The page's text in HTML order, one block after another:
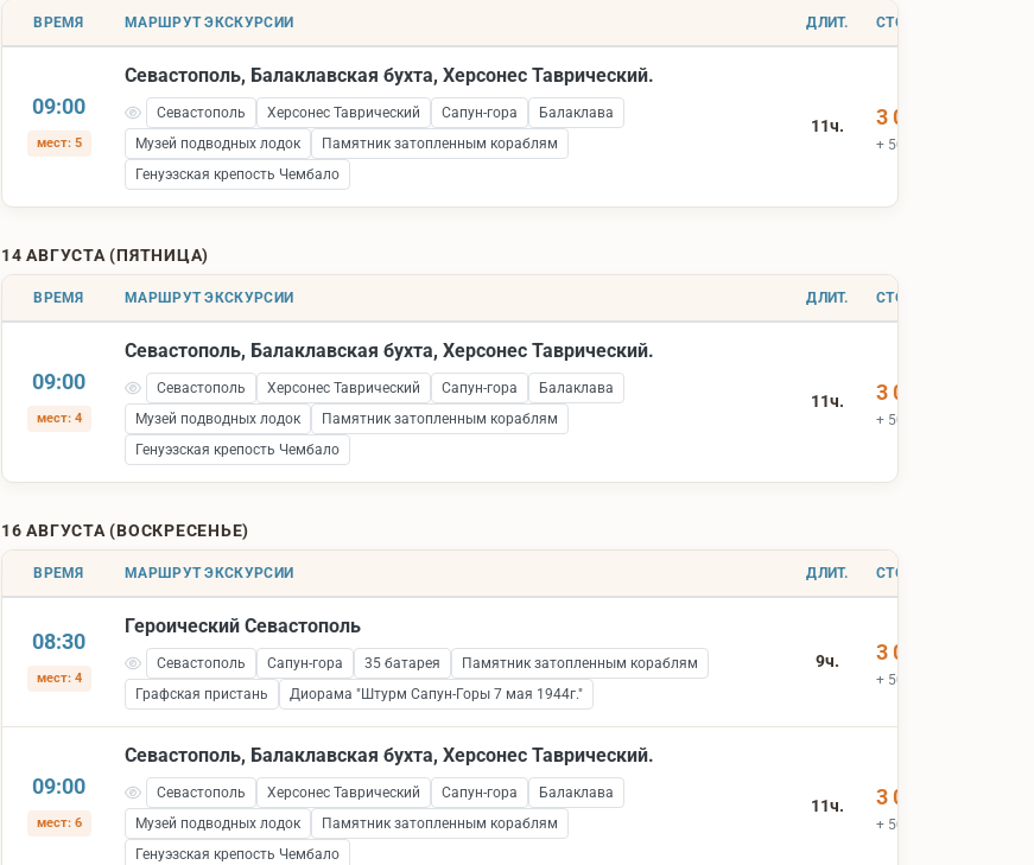
ВРЕМЯ МАРШРУТ ЭКСКУРСИИ ДЛИТ. СТОИМОСТЬ
09:00
мест: 5
Севастополь, Балаклавская бухта, Херсонес Таврический.
Севастополь Херсонес Таврический Сапун-гора
Балаклава
Музей подводных лодок
Памятник затопленным кораблям
Генуэзская крепость Чембало
11ч. 3 000 ₽
+ 500 ₽ вх.билеты
14 АВГУСТА (ПЯТНИЦА)
ВРЕМЯ МАРШРУТ ЭКСКУРСИИ ДЛИТ. СТОИМОСТЬ
09:00
мест: 4
Севастополь, Балаклавская бухта, Херсонес Таврический.
Севастополь Херсонес Таврический Сапун-гора
Балаклава
Музей подводных лодок
Памятник затопленным кораблям
Генуэзская крепость Чембало
11ч. 3 000 ₽
+ 500 ₽ вх.билеты
16 АВГУСТА (ВОСКРЕСЕНЬЕ)
ВРЕМЯ МАРШРУТ ЭКСКУРСИИ ДЛИТ. СТОИМОСТЬ
08:30
мест: 4
Героический Севастополь
Севастополь Сапун-гора 35 батарея
Памятник затопленным кораблям
Графская пристань
Диорама "Штурм Сапун-Горы 7 мая 1944г."
9ч. 3 000 ₽
+ 500 ₽ вх.билеты
09:00
мест: 6
Севастополь, Балаклавская бухта, Херсонес Таврический.
Севастополь Херсонес Таврический Сапун-гора
Балаклава
Музей подводных лодок
Памятник затопленным кораблям
Генуэзская крепость Чембало
11ч. 3 000 ₽
+ 500 ₽ вх.билеты